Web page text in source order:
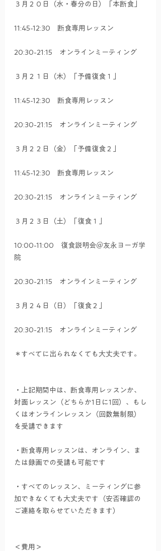
３月２０日（水・春分の日）「本断食」
11:45-12:30　断食専用レッスン
20:30-21:15　オンラインミーティング
３月２１日（木）「予備復食１」
11:45-12:30　断食専用レッスン
20:30-21:15　オンラインミーティング
３月２２日（金）「予備復食２」
11:45-12:30　断食専用レッスン
20:30-21:15　オンラインミーティング
３月２３日（土）「復食１」
10:00-11:00　復食説明会＠友永ヨーガ学
院
20:30-21:15　オンラインミーティング
３月２４日（日）「復食２」
20:30-21:15　オンラインミーティング
＊すべてに出られなくても大丈夫です。
・上記期間中は、断食専用レッスンか、
対面レッスン（どちらか1日に1回）、もし
くはオンラインレッスン（回数無制限）
を受講できます
・断食専用レッスンは、オンライン、ま
たは録画での受講も可能です
・すべてのレッスン、ミーティングに参
加できなくても大丈夫です（安否確認の
ご連絡を取らせていただきます）
＜費用＞